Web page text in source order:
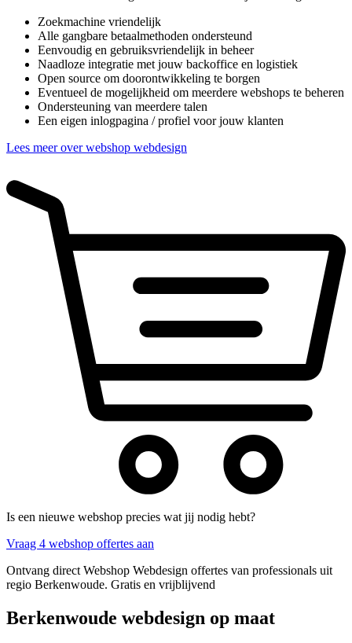
Zoekmachine vriendelijk
Alle gangbare betaalmethoden ondersteund
Eenvoudig en gebruiksvriendelijk in beheer
Naadloze integratie met jouw backoffice en logistiek
Open source om doorontwikkeling te borgen
Eventueel de mogelijkheid om meerdere webshops te beheren
Ondersteuning van meerdere talen
Een eigen inlogpagina / profiel voor jouw klanten
Lees meer over webshop webdesign
Is een nieuwe webshop precies wat jij nodig hebt?
Vraag 4 webshop offertes aan
Ontvang direct Webshop Webdesign offertes van professionals uit
regio Berkenwoude. Gratis en vrijblijvend
Berkenwoude webdesign op maat